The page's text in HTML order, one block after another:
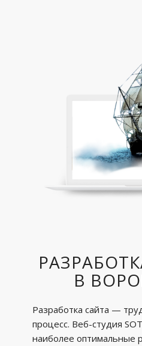
В
Разработка сайта —
процесс. Веб-студия
наиболее оптимальные